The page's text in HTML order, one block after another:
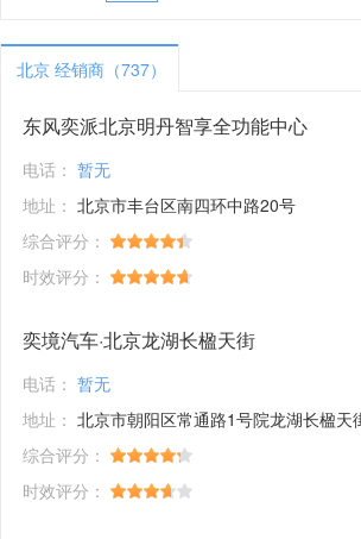
北京 经销商（737）
东风奕派北京明丹智享全功能中心
电话： 暂无
地址： 北京市丰台区南四环中路20号
综合评分：
时效评分：
奕境汽车·北京龙湖长楹天街
电话： 暂无
地址： 北京市朝阳区常通路1号院龙湖长楹天
综合评分：
时效评分：